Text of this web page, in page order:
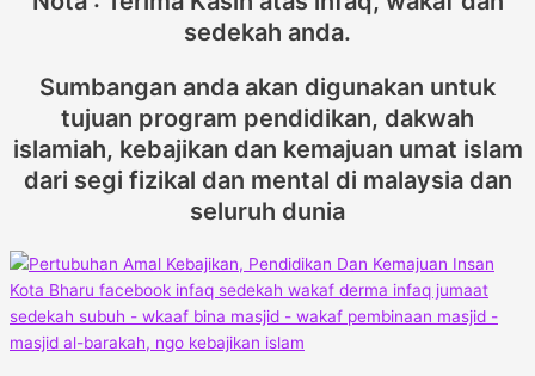
sedekah anda.
Sumbangan anda akan digunakan untuk
tujuan program pendidikan, dakwah
islamiah, kebajikan dan kemajuan umat islam
dari segi fizikal dan mental di malaysia dan
seluruh dunia